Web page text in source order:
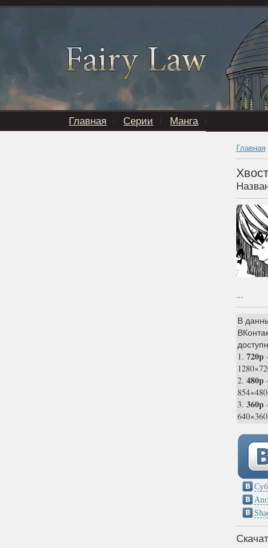
Главная Серии Манга
Главная
...
В
1. 720p
2. 480p
3. 360p